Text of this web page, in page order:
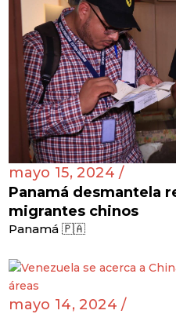
mayo 15, 2024 /
Panamá desmantela
migrantes chinos
Panamá 🇵🇦
mayo 14, 2024 /